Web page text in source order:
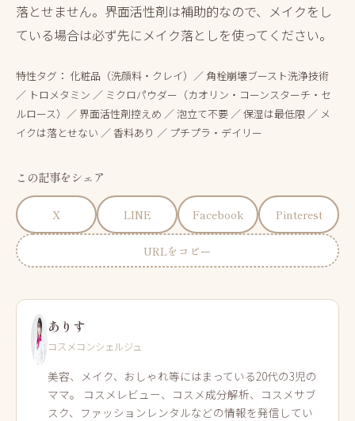
落とせません。界面活性剤は補助的なので、メイクをし
ている場合は必ず先にメイク落としを使ってください。
特性タグ： 化粧品（洗顔料・クレイ）／ 角栓崩壊ブースト洗浄技術
／ トロメタミン ／ ミクロパウダー（カオリン・コーンスターチ・セ
ルロース）／ 界面活性剤控えめ ／ 泡立て不要 ／ 保湿は最低限 ／ メ
イクは落とせない ／ 香料あり ／ プチプラ・デイリー
この記事をシェア
X LINE Facebook Pinterest
URLをコピー
ありす
コスメコンシェルジュ
美容、メイク、おしゃれ等にはまっている20代の3児の
ママ。 コスメレビュー、コスメ成分解析、コスメサブ
スク、ファッションレンタルなどの情報を発信してい